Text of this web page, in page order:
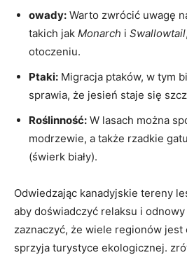
owady: Warto​ zwrócić uwagę
takich ​jak Monarch ‌i Swallowtail
otoczeniu.
Ptaki: Migracja ptaków,⁣ w‍ tym
​sprawia, że ‍jesień staje się
Roślinność: W lasach można
modrzewie, a ​także ⁤rzadkie
‌(świerk ⁢biały).
Odwiedzając​ kanadyjskie tereny
aby ⁢doświadczyć ‌relaksu i
zaznaczyć, że wiele regionów jest
sprzyja ‍turystyce ekologicznej.